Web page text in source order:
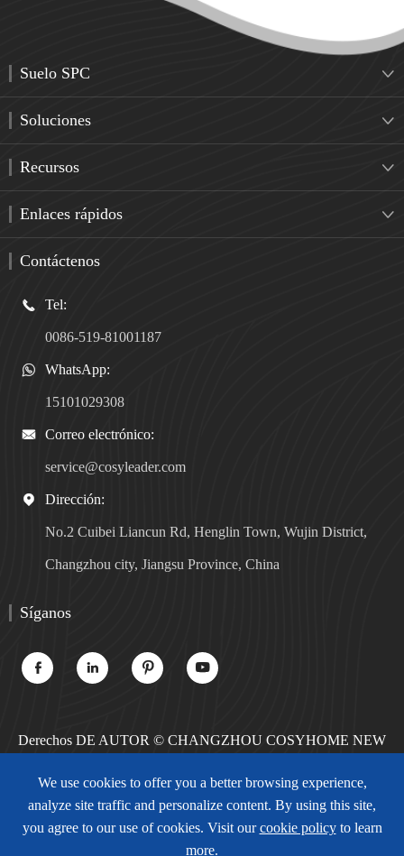
Suelo SPC 
Soluciones 
Recursos 
Enlaces rápidos 
Contáctenos
 Tel:
0086-519-81001187
 WhatsApp:
15101029308
 Correo electrónico:
service@cosyleader.com
 Dirección:
No.2 Cuibei Liancun Rd, Henglin Town, Wujin District,
Changzhou city, Jiangsu Province, China
Síganos
   
Derechos DE AUTOR © CHANGZHOU COSYHOME NEW
reservados.
Sitemap
Política de privacidad
We use cookies to offer you a better browsing experience,
analyze site traffic and personalize content. By using this site,
you agree to our use of cookies. Visit ourcookie policyto learn
more.